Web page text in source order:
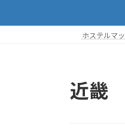
ホステルマ
近畿